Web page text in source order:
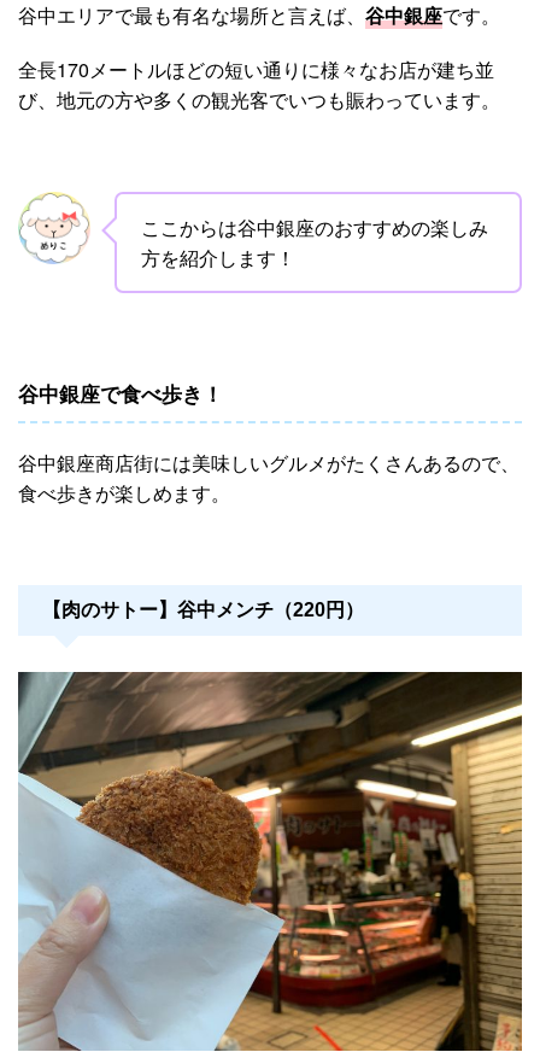
谷中エリアで最も有名な場所と言えば、 谷中銀座です。
全長170メートルほどの短い通りに様々なお店が建ち並
び、地元の方や多くの観光客でいつも賑わっています。
ここからは谷中銀座のおすすめの楽しみ
方を紹介します！
谷中銀座で食べ歩き！
谷中銀座商店街には美味しいグルメがたくさんあるので、
食べ歩きが楽しめます。
【肉のサトー】谷中メンチ（220円）